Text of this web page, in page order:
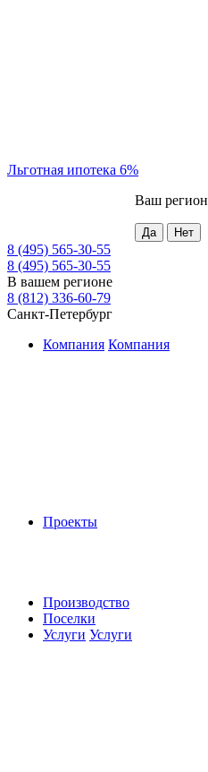
Льготная ипотека 6%
Ваш регион
8 (495) 565-30-55
8 (495) 565-30-55
В вашем регионе
8 (812) 336-60-79
Санкт-Петербург
Компания Компания
Проекты
Производство
Поселки
Услуги Услуги